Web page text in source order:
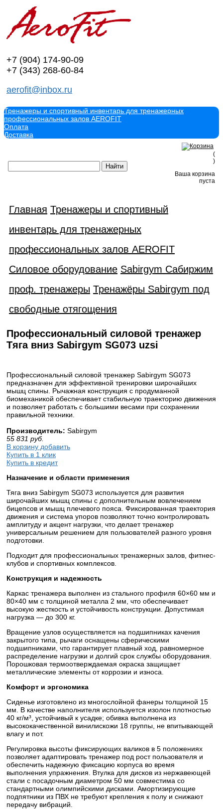
+7 (904) 174-90-09
+7 (343) 268-60-84
aerofit@inbox.ru
Тренажеры и спортивный инвентарь для тренажерных
профессиональных залов AEROFIT
Оплата
Доставка
(
)
Ваша корзина
пуста
Главная Тренажеры и спортивный
инвентарь для тренажерных
профессиональных залов AEROFIT
Силовое оборудование Sabirgym Сабиржим
проф. тренажеры Тренажёры Sabirgym под
свободные отягощения
Профессиональный силовой тренажер
Тяга вниз Sabirgym SG073 uzsi
Профессиональный силовой тренажер Sabirgym SG073
предназначен для эффективной тренировки широчайших
мышц спины. Рычажная конструкция с продуманной
биомеханикой обеспечивает стабильную траекторию движения
и позволяет работать с большими весами при сохранении
правильной техники.
Производитель: Sabirgym
55 831 руб.
В корзину добавить
Купить в 1 клик
Купить в кредит
Назначение и области применения
Тяга вниз Sabirgym SG073 используется для развития
широчайших мышц спины с дополнительным вовлечением
бицепсов и мышц плечевого пояса. Фиксированная траектория
движения и система упоров позволяют точно контролировать
амплитуду и акцент нагрузки, что делает тренажер
универсальным решением для пользователей разного уровня
подготовки.
Подходит для профессиональных тренажерных залов, фитнес-
клубов и спортивных комплексов.
Конструкция и надежность
Каркас тренажера выполнен из стального профиля 60×60 мм и
80×40 мм с толщиной металла 2 мм, что обеспечивает
высокую жесткость и устойчивость конструкции. Допустимая
нагрузка — до 300 кг.
Вращение узлов осуществляется на подшипниках качения
закрытого типа, рычаги оснащены сферическими
подшипниками, что гарантирует плавный ход, равномерное
распределение нагрузки и долгий срок службы оборудования.
Порошковая термоотверждаемая окраска защищает
металлические элементы от коррозии и износа.
Комфорт и эргономика
Сиденье изготовлено из многослойной фанеры толщиной 15
мм. В качестве наполнителя используется изолон плотностью
40 кг/м³, устойчивый к усадке; обивка выполнена из
высококачественной винилискожи 18 группы, не впитывающей
влагу и пот.
Регулировка высоты фиксирующих валиков в 5 положениях
позволяет адаптировать тренажер под рост пользователя и
обеспечить надежную фиксацию корпуса во время
выполнения упражнения. Втулка для дисков из нержавеющей
стали с посадочным диаметром 50 мм совместима со
стандартными олимпийскими дисками. Амортизирующие
подпятники из ПВХ не требуют крепления к полу и снижают
передачу вибраций.